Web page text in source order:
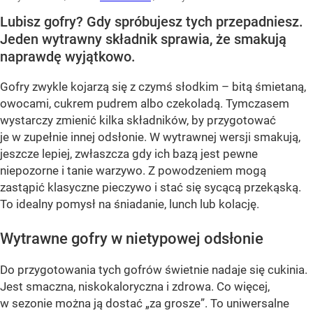
Lubisz gofry? Gdy spróbujesz tych przepadniesz.
Jeden wytrawny składnik sprawia, że smakują
naprawdę wyjątkowo.
Gofry zwykle kojarzą się z czymś słodkim – bitą śmietaną,
owocami, cukrem pudrem albo czekoladą. Tymczasem
wystarczy zmienić kilka składników, by przygotować
je w zupełnie innej odsłonie. W wytrawnej wersji smakują,
jeszcze lepiej, zwłaszcza gdy ich bazą jest pewne
niepozorne i tanie warzywo. Z powodzeniem mogą
zastąpić klasyczne pieczywo i stać się sycącą przekąską.
To idealny pomysł na śniadanie, lunch lub kolację.
Wytrawne gofry w nietypowej odsłonie
Do przygotowania tych gofrów świetnie nadaje się cukinia.
Jest smaczna, niskokaloryczna i zdrowa. Co więcej,
w sezonie można ją dostać „za grosze”. To uniwersalne